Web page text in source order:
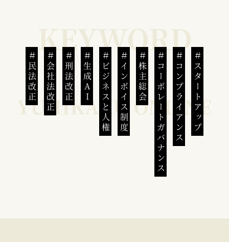
民法改正 会社法改正 刑法改正 生成AI ビジネスと人権インボイス制度 株主総会 コーポレートガバナンスコンプライアンススタートアップ